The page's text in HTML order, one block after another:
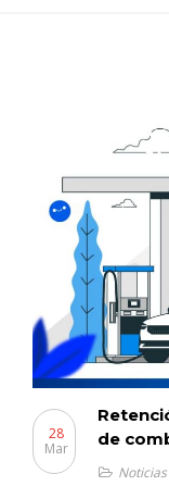
de
28
Mar
Noticias